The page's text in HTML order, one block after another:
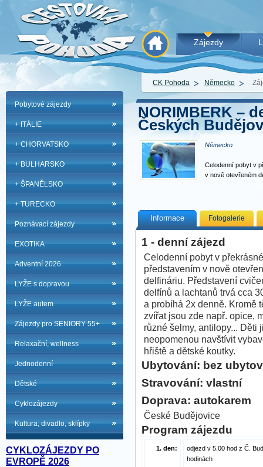
Zájezdy
CK Pohoda Německo
Pobytové zájezdy
+ ITÁLIE
+ CHORVATSKO
+ BULHARSKO
+ ŠPANĚLSKO
+ TURECKO
Poznávací zájezdy
EXOTIKA
Adventní 2026
LYŽE s dopravou
LYŽE autem
Zájezdy pro SENIORY 55+
Relaxační, wellness
Jednodenní
Dětské
Cyklozájezdy
Kultura, divadlo, sklípky
CYKLOZÁJEZDY PO
EVROPĚ 2026
NORIMBERK –
Českých
Německo
Celodenní pobyt v
v nově otevřeném
Informace Fotogalerie
1 - denní zájezd
Celodenní pobyt v
představením v nově
delfináriu. Představení
delfínů a lachtanů trvá cca
a probíhá 2x denně. Kromě
zvířat jsou zde např. opice,
různé šelmy, antilopy... Děti
neopomenou navštívit
hřiště a dětské koutky.
Ubytování: bez
Stravování: vlastní
Doprava: autokarem
České Budějovice
Program zájezdu
1. den:
odjezd v 5.00 hod z Č.
hodinách